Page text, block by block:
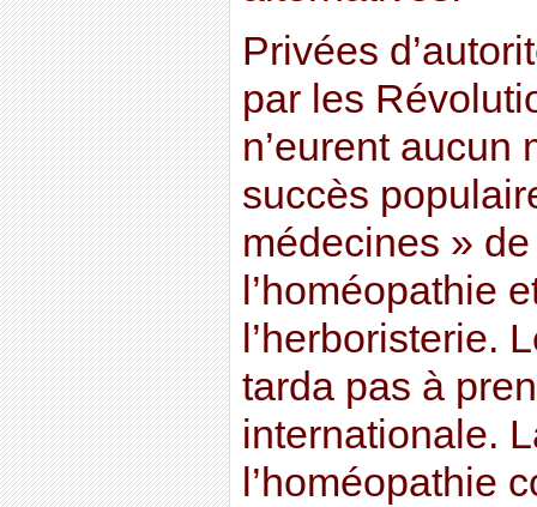
Privées
par les
n’eurent aucun
succès
médecines » de
l’homéopathie
l’herboristerie.
tarda pas à
internationale.
l’homéopathie